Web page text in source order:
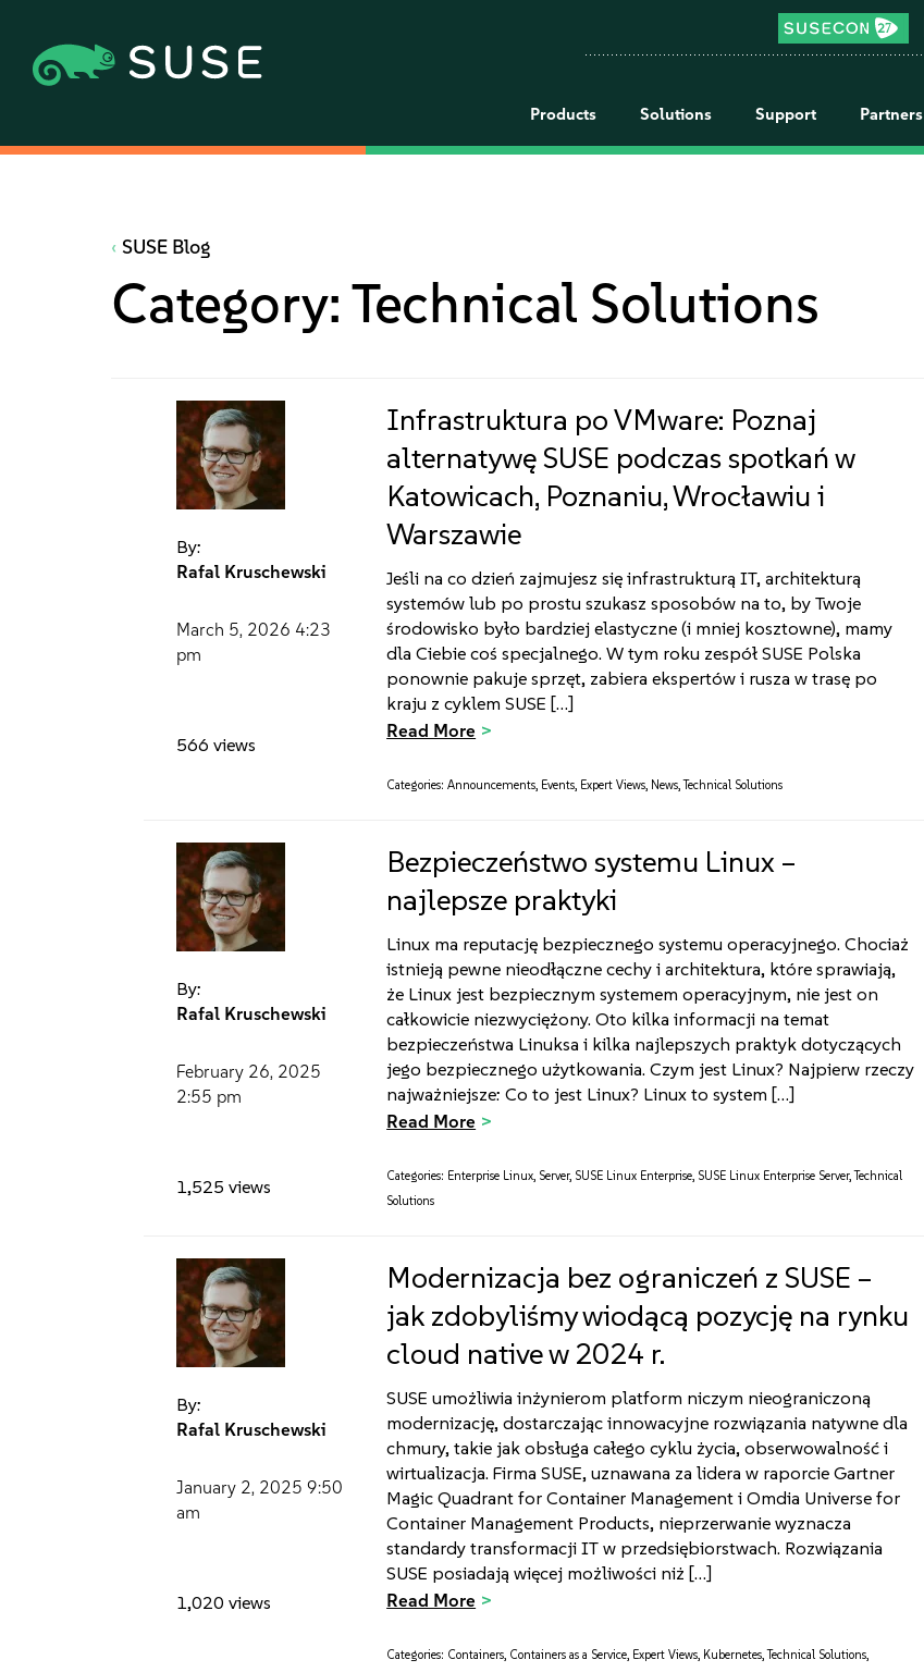
Products Solutions Support Partners
SUSE Blog
Category:Technical Solutions
By:
Rafal Kruschewski
March 5, 2026 4:23
pm
566 views
Infrastruktura po VMware: Poznaj
alternatywę SUSE podczas spotkań w
Katowicach, Poznaniu, Wrocławiu i
Warszawie
Jeśli na co dzień zajmujesz się infrastrukturą IT, architekturą
systemów lub po prostu szukasz sposobów na to, by Twoje
środowisko było bardziej elastyczne (i mniej kosztowne), mamy
dla Ciebie coś specjalnego. W tym roku zespół SUSE Polska
ponownie pakuje sprzęt, zabiera ekspertów i rusza w trasę po
kraju z cyklem SUSE […]
Read More
Categories: Announcements, Events, Expert Views, News,Technical Solutions
By:
Rafal Kruschewski
February 26, 2025
2:55 pm
1,525 views
Bezpieczeństwo systemu Linux –
najlepsze praktyki
Linux ma reputację bezpiecznego systemu operacyjnego. Chociaż
istnieją pewne nieodłączne cechy i architektura, które sprawiają,
że Linux jest bezpiecznym systemem operacyjnym, nie jest on
całkowicie niezwyciężony. Oto kilka informacji na temat
bezpieczeństwa Linuksa i kilka najlepszych praktyk dotyczących
jego bezpiecznego użytkowania. Czym jest Linux? Najpierw rzeczy
najważniejsze: Co to jest Linux? Linux to system […]
Read More
Categories: Enterprise Linux, Server, SUSE Linux Enterprise, SUSE Linux Enterprise Server,Technical
Solutions
By:
Rafal Kruschewski
January 2, 2025 9:50
am
1,020 views
Modernizacja bez ograniczeń z SUSE –
jak zdobyliśmy wiodącą pozycję na rynku
cloud native w 2024 r.
SUSE umożliwia inżynierom platform niczym nieograniczoną
modernizację, dostarczając innowacyjne rozwiązania natywne dla
chmury, takie jak obsługa całego cyklu życia, obserwowalność i
wirtualizacja. Firma SUSE, uznawana za lidera w raporcie Gartner
Magic Quadrant for Container Management i Omdia Universe for
Container Management Products, nieprzerwanie wyznacza
standardy transformacji IT w przedsiębiorstwach. Rozwiązania
SUSE posiadają więcej możliwości niż […]
Read More
Categories: Containers, Containers as a Service, Expert Views, Kubernetes,Technical Solutions,